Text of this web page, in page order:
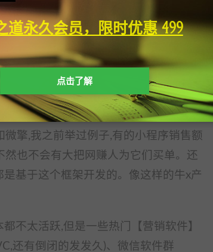
样,都是网赚精准人群,我加入的这些,
流群。我们以前做源码培训时,就让很多
、接活,因为这些地方流量比较精准,经
擎,我之前举过例子,有的小程序销售额
然也不会有大把网赚人为它们买单。还
基于这个框架开发的。像这样的牛x产
不太活跃,但是一些热门【营销软件】
还有倒闭的发发久)、微信软件群
道永久会员，限时优惠 499
点击了解